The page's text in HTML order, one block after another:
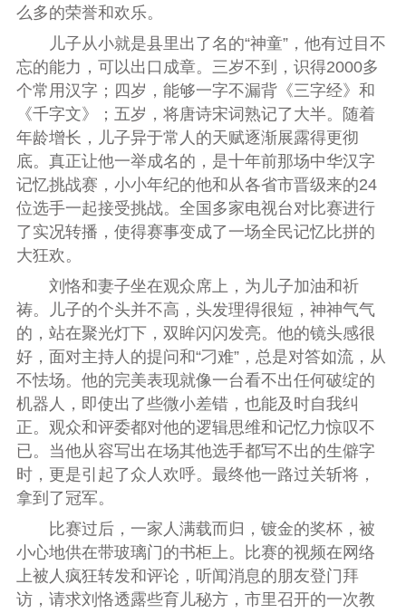
么多的荣誉和欢乐。
儿子从小就是县里出了名的“神童”，他有过目不
忘的能力，可以出口成章。三岁不到，识得2000多
个常用汉字；四岁，能够一字不漏背《三字经》和
《千字文》；五岁，将唐诗宋词熟记了大半。随着
年龄增长，儿子异于常人的天赋逐渐展露得更彻
底。真正让他一举成名的，是十年前那场中华汉字
记忆挑战赛，小小年纪的他和从各省市晋级来的24
位选手一起接受挑战。全国多家电视台对比赛进行
了实况转播，使得赛事变成了一场全民记忆比拼的
大狂欢。
刘恪和妻子坐在观众席上，为儿子加油和祈
祷。儿子的个头并不高，头发理得很短，神神气气
的，站在聚光灯下，双眸闪闪发亮。他的镜头感很
好，面对主持人的提问和“刁难”，总是对答如流，从
不怯场。他的完美表现就像一台看不出任何破绽的
机器人，即使出了些微小差错，也能及时自我纠
正。观众和评委都对他的逻辑思维和记忆力惊叹不
已。当他从容写出在场其他选手都写不出的生僻字
时，更是引起了众人欢呼。最终他一路过关斩将，
拿到了冠军。
比赛过后，一家人满载而归，镀金的奖杯，被
小心地供在带玻璃门的书柜上。比赛的视频在网络
上被人疯狂转发和评论，听闻消息的朋友登门拜
访，请求刘恪透露些育儿秘方，市里召开的一次教